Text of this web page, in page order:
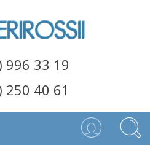
996 33 19
250 40 61